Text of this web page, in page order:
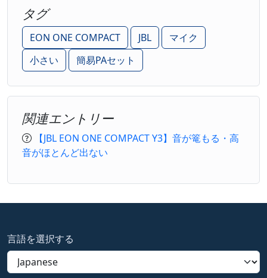
タグ
EON ONE COMPACT JBL
マイク
小さい
簡易PAセット
関連エントリー
【JBL EON ONE COMPACT Y3】音が篭もる・高
音がほとんど出ない
言語を選択する